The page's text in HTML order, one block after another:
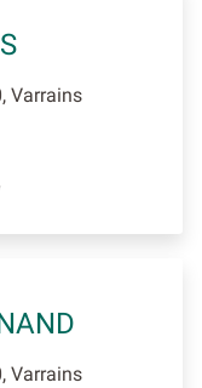
Varrains
Varrains